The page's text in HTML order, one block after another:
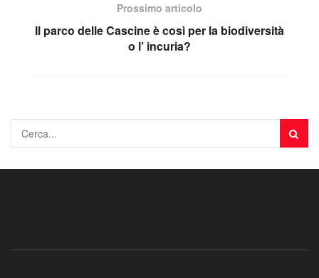
Prossimo articolo
Il parco delle Cascine è così per la biodiversità
o l’ incuria?